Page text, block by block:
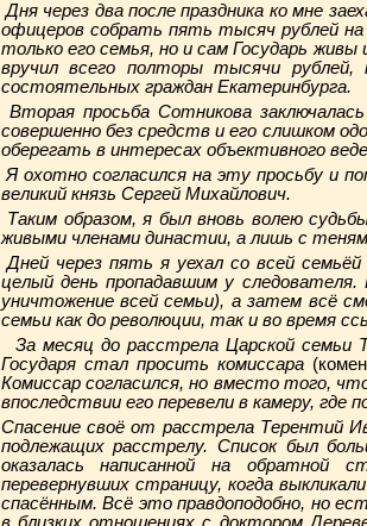
Дня через два после праздника ко мне
офицеров собрать пять тысяч рублей на
только его семья, но и сам Государь
вручил всего полторы тысячи
состоятельных граждан Екатеринбурга.
Вторая просьба Сотникова
совершенно без средств и его слишком
оберегать в интересах объективного
Я охотно согласился на эту просьбу и
великий князь Сергей Михайлович.
Таким образом, я был вновь волею
живыми членами династии, а лишь с
Дней через пять я уехал со всей
целый день пропадавшим у
уничтожение всей семьи), а затем всё
семьи как до революции, так и во время
За месяц до расстрела Царской семьи
Государя стал просить комиссара
Комиссар согласился, но вместо того,
впоследствии его перевели в камеру,
Спасение своё от расстрела Терентий
подлежащих расстрелу. Список был
оказалась написанной на обратной
перевернувших страницу, когда
спасённым. Всё это правдоподобно, но